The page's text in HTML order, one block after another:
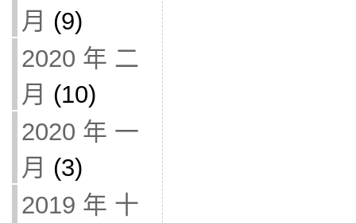
月 (9)
2020 年 二
月 (10)
2020 年 一
月 (3)
2019 年 十